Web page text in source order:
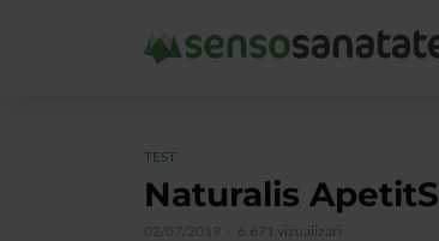
TEST
Naturalis
02/07/2019 6.671 vizualizari